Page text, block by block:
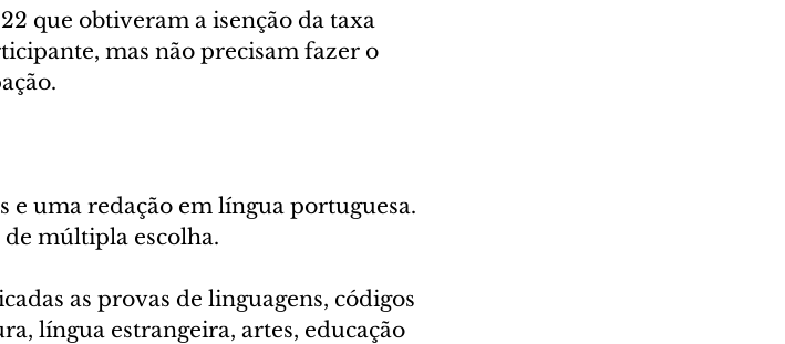
que obtiveram a isenção da taxa
mas não precisam fazer o
e uma redação em língua portuguesa.
de múltipla escolha.
as provas de linguagens, códigos
língua estrangeira, artes, educação